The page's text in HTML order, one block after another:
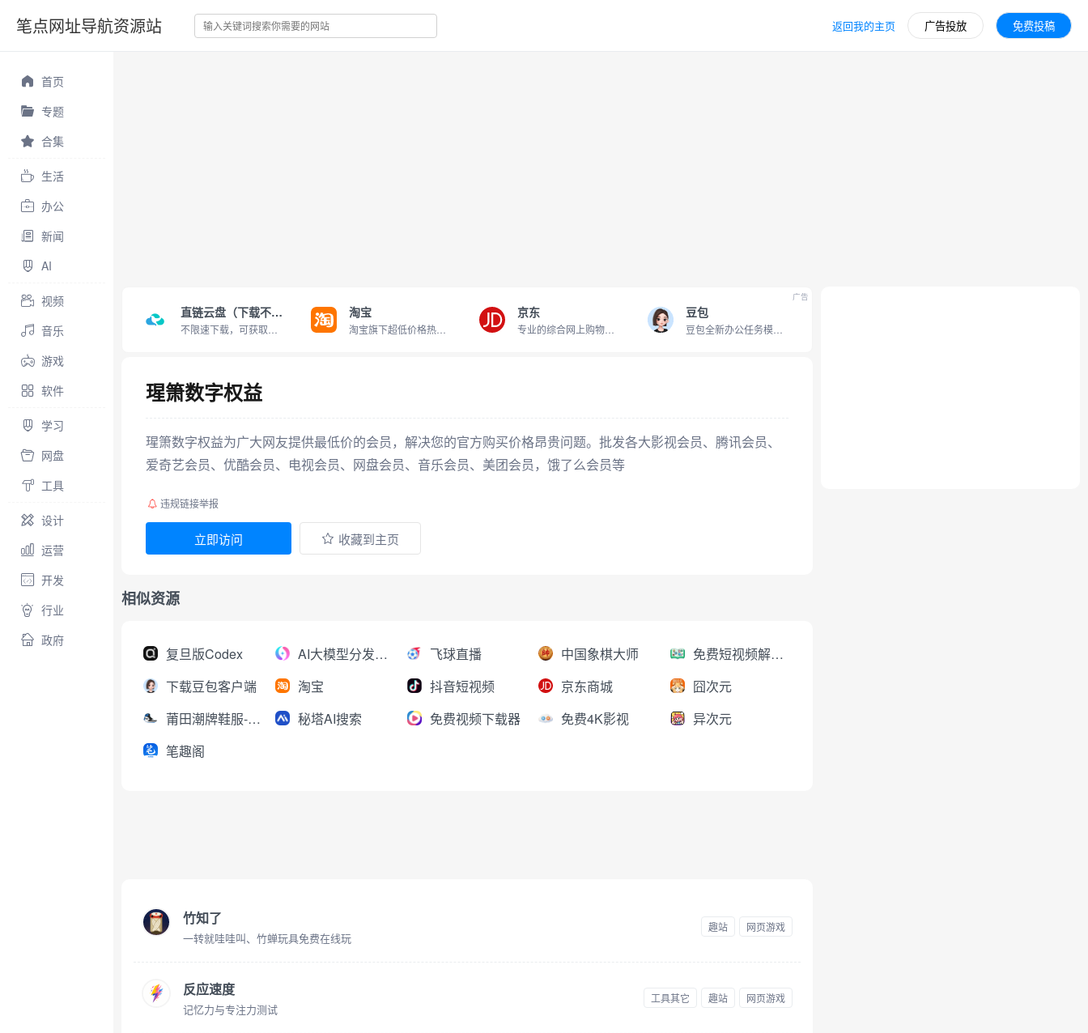
笔点网址导航资源站 返回我的主页 广告投放 免费投稿
首页
专题
合集
生活
办公
新闻
AI
视频
音乐
游戏
软件
学习
网盘
工具
设计
运营
开发
行业
政府
直链云盘（下载不限速） 淘宝 京东 豆包
广告
瑆箫数字权益
瑆箫数字权益为广大网友提供最低价的会员，解决您的官方购买价格昂贵问题。批发各大影视会员、腾讯会员、
爱奇艺会员、优酷会员、电视会员、网盘会员、音乐会员、美团会员，饿了么会员等
违规链接举报
立即访问 收藏到主页
相似资源
复旦版Codex AI大模型分发平台 飞球直播 中国象棋大师
免费短视频解析下载
下载豆包客户端
淘宝 抖音短视频 京东商城
囧次元
莆田潮牌鞋服-工厂直销
秘塔AI搜索 免费视频下载器 免费4K影视
异次元
笔趣阁
竹知了
一转就哇哇叫、竹蝉玩具免费在线玩
趣站 网页游戏
反应速度
记忆力与专注力测试
工具其它 趣站 网页游戏